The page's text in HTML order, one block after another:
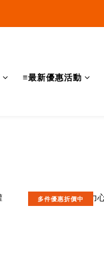
≡最新優惠活動
多件優惠折價中